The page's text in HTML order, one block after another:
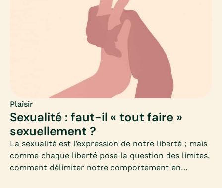
simulons-nous ? Est-ce nécessairement
Plaisir
Sexualité : faut-il « tout faire »
sexuellement ?
La sexualité est l’expression de notre liberté ; mais
comme chaque liberté pose la question des limites,
comment délimiter notre comportement en